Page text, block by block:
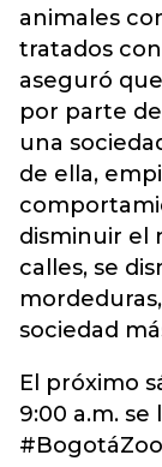
animales
tratados
aseguró
por parte
una
de ella,
disminuir el
calles, se
sociedad
El próximo
9:00 a.m. se